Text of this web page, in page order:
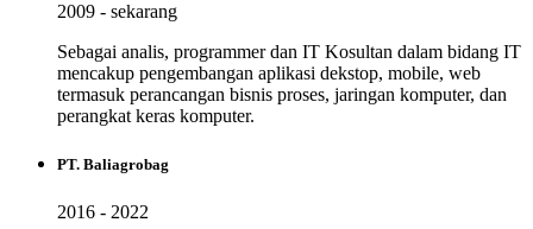
2009 - sekarang
Sebagai analis, programmer dan IT Kosultan dalam bidang IT
mencakup pengembangan aplikasi dekstop, mobile, web
termasuk perancangan bisnis proses, jaringan komputer, dan
perangkat keras komputer.
PT. Baliagrobag
2016 - 2022